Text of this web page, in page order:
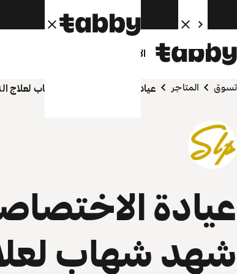
الأفراد
تسوق المتاجر عيادة الاختصاصية شهد شهاب لعلاج
عيادة
شهد شهاب